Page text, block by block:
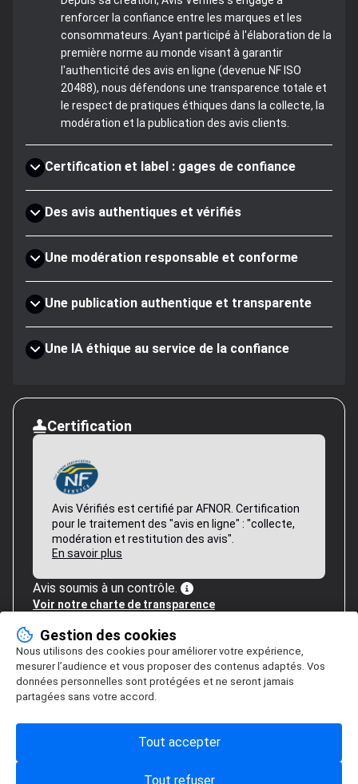
renforcer la confiance entre les marques et les
consommateurs. Ayant participé à l'élaboration de la
première norme au monde visant à garantir
l'authenticité des avis en ligne (devenue NF ISO
20488), nous défendons une transparence totale et
le respect de pratiques éthiques dans la collecte, la
modération et la publication des avis clients.
Certification et label : gages de confiance
Des avis authentiques et vérifiés
Une modération responsable et conforme
Une publication authentique et transparente
Une IA éthique au service de la confiance
Certification
Avis Vérifiés est certifié par AFNOR. Certification
pour le traitement des "avis en ligne" : "collecte,
modération et restitution des avis".
En savoir plus
Avis soumis à un contrôle.
Voir notre charte de transparence
Gestion des cookies
Nous utilisons des cookies pour améliorer votre expérience,
mesurer l’audience et vous proposer des contenus adaptés. Vos
données personnelles sont protégées et ne seront jamais
partagées sans votre accord.
Tout refuser
Tout accepter